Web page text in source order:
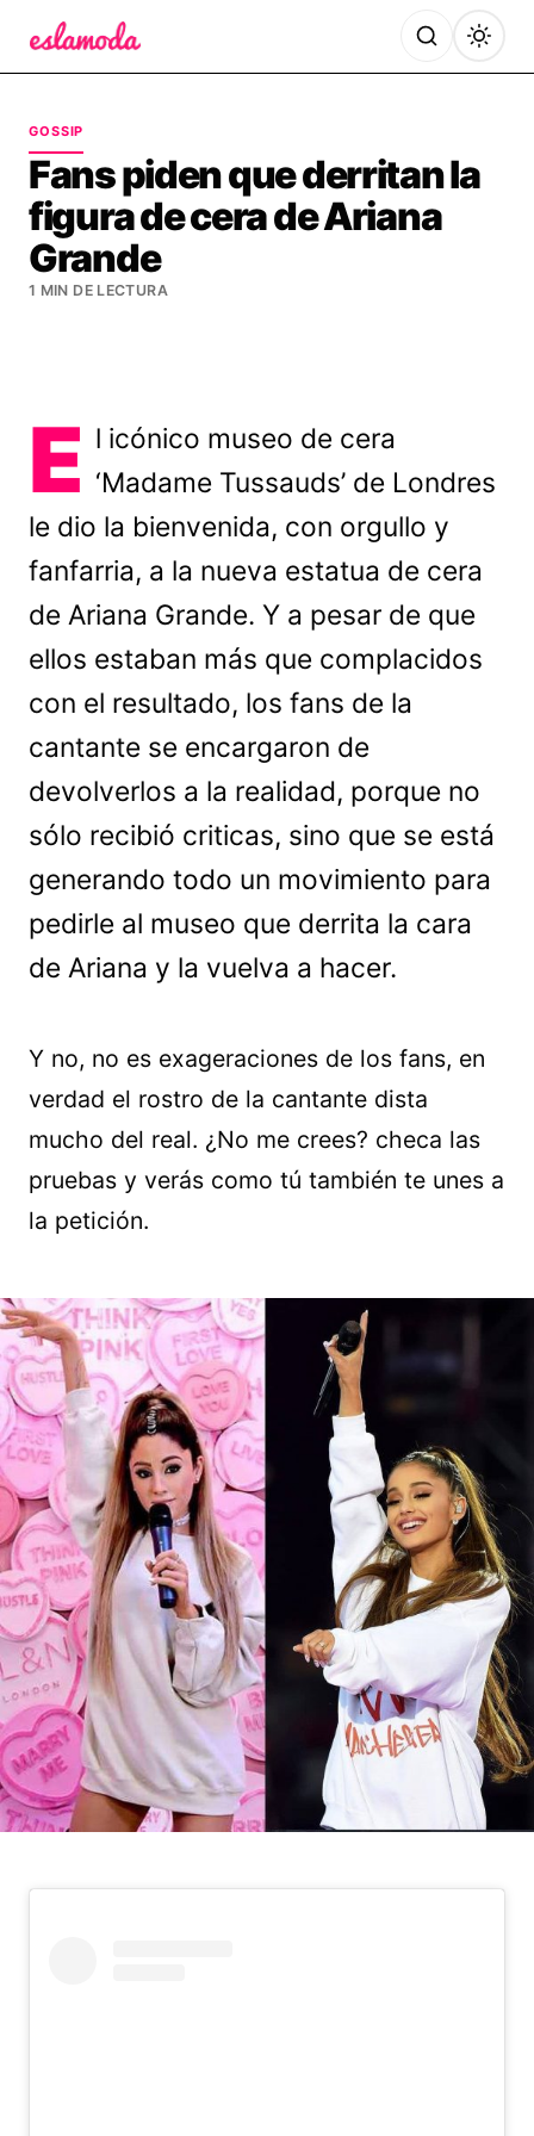
GOSSIP
Fans piden que derritan la
figura de cera de Ariana
Grande
1 MIN DE LECTURA
E l icónico museo de cera
‘Madame Tussauds’ de Londres
le dio la bienvenida, con orgullo y
fanfarria, a la nueva estatua de cera
de Ariana Grande. Y a pesar de que
ellos estaban más que complacidos
con el resultado, los fans de la
cantante se encargaron de
devolverlos a la realidad, porque no
sólo recibió criticas, sino que se está
generando todo un movimiento para
pedirle al museo que derrita la cara
de Ariana y la vuelva a hacer.
Y no, no es exageraciones de los fans, en
verdad el rostro de la cantante dista
mucho del real. ¿No me crees? checa las
pruebas y verás como tú también te unes a
la petición.